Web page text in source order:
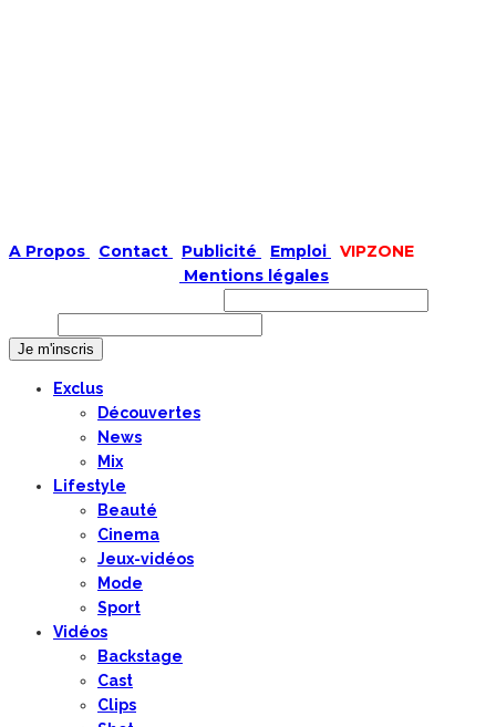
A Propos Contact Publicité Emploi
VIPZONE
Mentions légales
Exclus
Découvertes
News
Mix
Lifestyle
Beauté
Cinema
Jeux-vidéos
Mode
Sport
Vidéos
Backstage
Cast
Clips